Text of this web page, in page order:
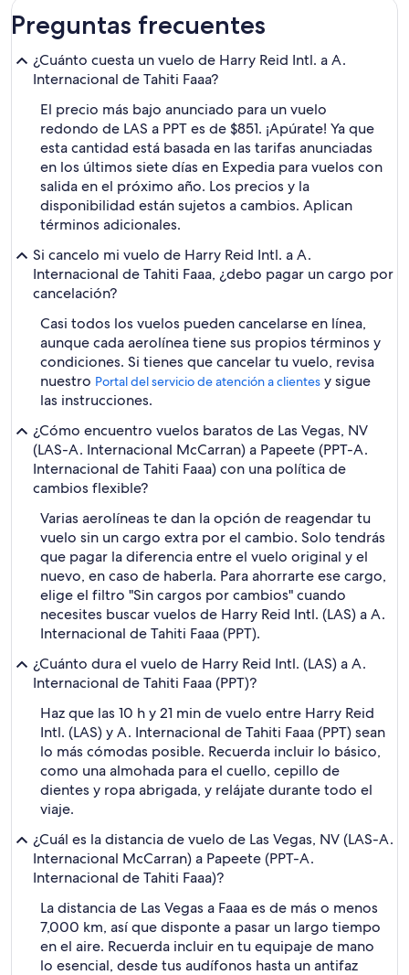
Preguntas frecuentes
¿Cuánto cuesta un vuelo de Harry Reid Intl. a A.
Internacional de Tahiti Faaa?
El precio más bajo anunciado para un vuelo
redondo de LAS a PPT es de $851. ¡Apúrate! Ya que
esta cantidad está basada en las tarifas anunciadas
en los últimos siete días en Expedia para vuelos con
salida en el próximo año. Los precios y la
disponibilidad están sujetos a cambios. Aplican
términos adicionales.
Si cancelo mi vuelo de Harry Reid Intl. a A.
Internacional de Tahiti Faaa, ¿debo pagar un cargo por
cancelación?
Casi todos los vuelos pueden cancelarse en línea,
aunque cada aerolínea tiene sus propios términos y
condiciones. Si tienes que cancelar tu vuelo, revisa
nuestro Portal del servicio de atención a clientes y sigue
las instrucciones.
¿Cómo encuentro vuelos baratos de Las Vegas, NV
(LAS-A. Internacional McCarran) a Papeete (PPT-A.
Internacional de Tahiti Faaa) con una política de
cambios flexible?
Varias aerolíneas te dan la opción de reagendar tu
vuelo sin un cargo extra por el cambio. Solo tendrás
que pagar la diferencia entre el vuelo original y el
nuevo, en caso de haberla. Para ahorrarte ese cargo,
elige el filtro "Sin cargos por cambios" cuando
necesites buscar vuelos de Harry Reid Intl. (LAS) a A.
Internacional de Tahiti Faaa (PPT).
¿Cuánto dura el vuelo de Harry Reid Intl. (LAS) a A.
Internacional de Tahiti Faaa (PPT)?
Haz que las 10 h y 21 min de vuelo entre Harry Reid
Intl. (LAS) y A. Internacional de Tahiti Faaa (PPT) sean
lo más cómodas posible. Recuerda incluir lo básico,
como una almohada para el cuello, cepillo de
dientes y ropa abrigada, y relájate durante todo el
viaje.
¿Cuál es la distancia de vuelo de Las Vegas, NV (LAS-A.
Internacional McCarran) a Papeete (PPT-A.
Internacional de Tahiti Faaa)?
La distancia de Las Vegas a Faaa es de más o menos
7,000 km, así que disponte a pasar un largo tiempo
en el aire. Recuerda incluir en tu equipaje de mano
lo esencial, desde tus audífonos hasta un antifaz